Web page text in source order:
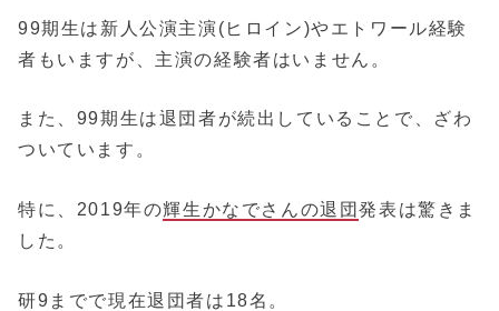
99期生は新人公演主演(ヒロイン)やエトワール経験
者もいますが、主演の経験者はいません。
また、99期生は退団者が続出していることで、ざわ
ついています。
特に、2019年の輝生かなでさんの退団発表は驚きま
した。
研9までで現在退団者は18名。